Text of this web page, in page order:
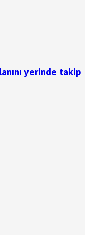
yerinde takip